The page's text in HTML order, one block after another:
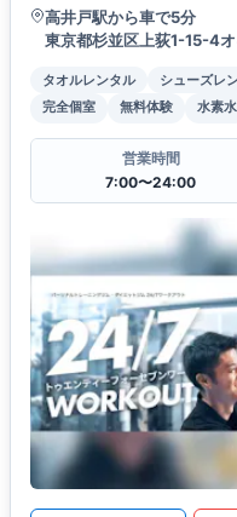
高井戸駅から車で5分
東京都杉並区上荻1-15-4
タオルレンタル シューズレ
完全個室
無料体験 水素水
営業時間
7:00〜24:00